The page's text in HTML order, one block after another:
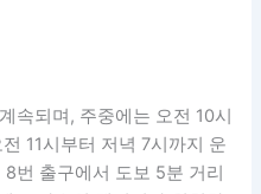
속되며, 주중에는 오전 10시
11시부터 저녁 7시까지 운
번 출구에서 도보 5분 거리